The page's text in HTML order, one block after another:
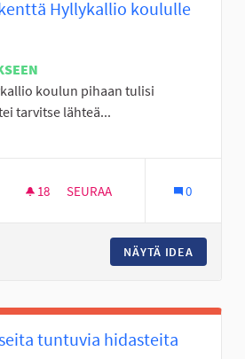
Hyllykallio koululle
koulun pihaan tulisi
tarvitse lähteä...
mukaan: Itäinen Seinäjoki
18 18 SEURAAJAA
SEURAA 0
NÄYTÄ IDEA
tuntuvia hidasteita